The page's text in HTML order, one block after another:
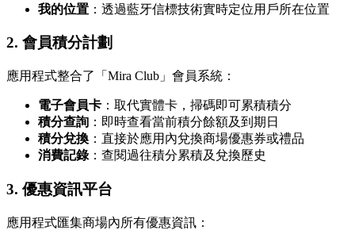
我的位置 ：透過藍牙信標技術實時定位用戶所在位置
2. 會員積分計劃
應用程式整合了「Mira Club」會員系統：
電子會員卡 ：取代實體卡，掃碼即可累積積分
積分查詢 ：即時查看當前積分餘額及到期日
積分兌換 ：直接於應用內兌換商場優惠券或禮品
消費記錄：查閱過往積分累積及兌換歷史
3. 優惠資訊平台
應用程式匯集商場內所有優惠資訊：